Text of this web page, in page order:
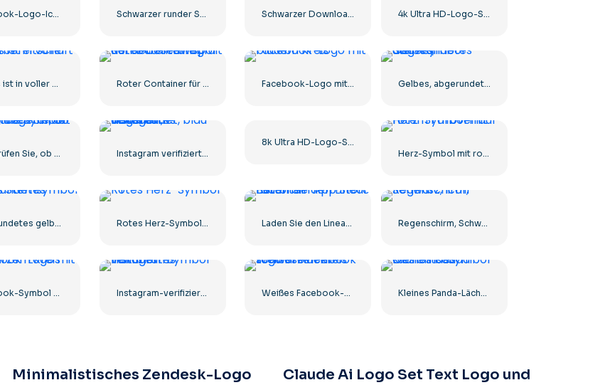
Facebook-Logo-Icons-Kit Schwarzer runder Stern – lineares Symbol Schwarzer Download-Button mit rotem Schild-Symbol 4k Ultra HD-Logo-Symbol schwarz monochrom
Himars ist in voller Kampfbereitschaft Roter Container für den Gütertransport auf dem Seeweg Facebook-Logo mit blauem Kreis Gelbes, abgerundetes Sternsymbol
Überprüfen Sie, ob das grüne Symbol richtig abgerundet ist Instagram verifiziertes Häkchen, abgerundet, blau
8k Ultra HD-Logo-Symbol schwarz monochrom
Herz-Symbol mit rotem Farbverlauf
Abgerundetes gelbes Sternsymbol Rotes Herz-Symbol – 1 Laden Sie den Linear Button im App Store herunter Regenschirm, Schwarz, Icon
Facebook-Symbol mit schwarzem Kreis Instagram-verifiziertes Häkchen-Symbol Weißes Facebook-Logo in einem schwarzen Kreis Kleines Panda-Lächelndes-Gesichts-Symbol
Minimalistisches Zendesk-Logo
Claude Ai Logo Set Text Logo und